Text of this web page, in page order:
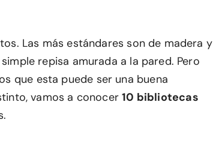
Las más estándares son de madera y
repisa amurada a la pared. Pero
que esta puede ser una buena
vamos a conocer10 bibliotecas